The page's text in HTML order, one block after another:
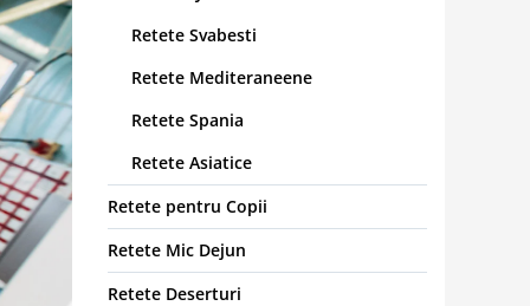
Retete Svabesti
Retete Mediteraneene
Retete Spania
Retete Asiatice
Retete pentru Copii
Retete Mic Dejun
Retete Deserturi